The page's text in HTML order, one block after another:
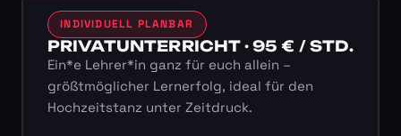
INDIVIDUELL PLANBAR
PRIVATUNTERRICHT · 95 € / STD.
Ein*e Lehrer*in ganz für euch allein –
größtmöglicher Lernerfolg, ideal für den
Hochzeitstanz unter Zeitdruck.